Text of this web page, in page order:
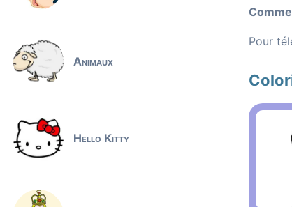
Animaux
Hello Kitty
Pour